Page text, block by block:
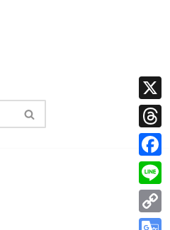
X
Threads
Line
Copy